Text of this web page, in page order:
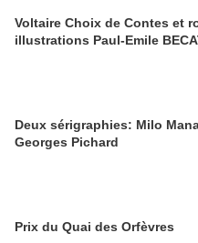
Voltaire Choix de Contes et
illustrations Paul-Emile
Deux sérigraphies: Milo
Georges Pichard
Prix du Quai des Orfèvres